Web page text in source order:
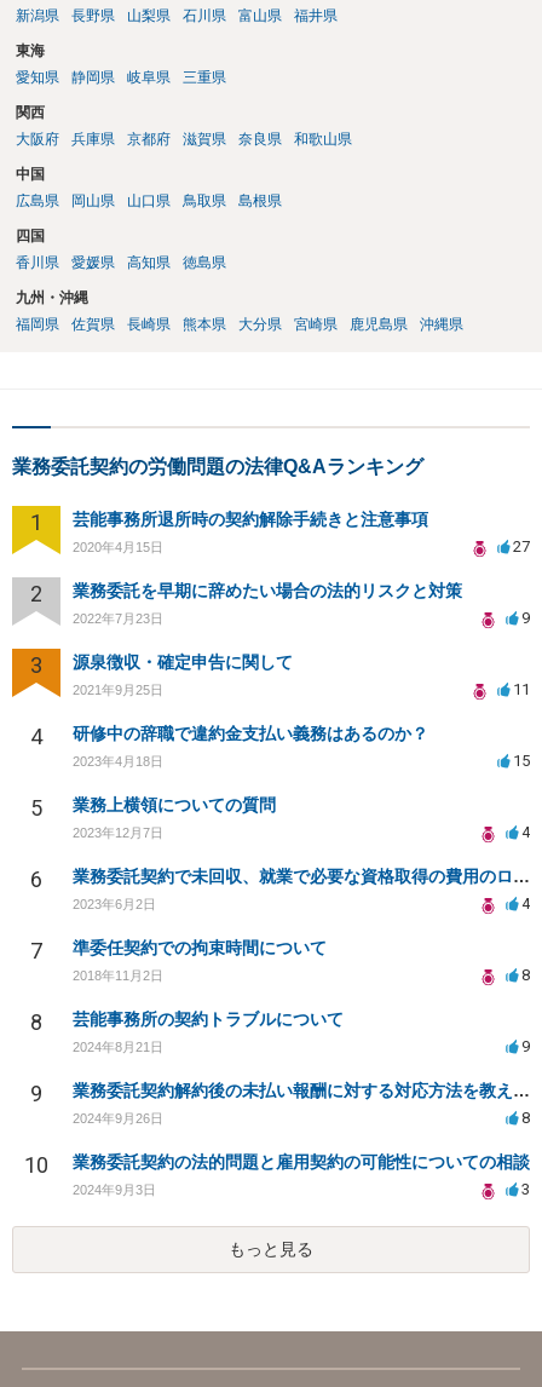
新潟県
長野県 山梨県 石川県 富山県 福井県
東海
愛知県
静岡県 岐阜県 三重県
関西
大阪府
兵庫県 京都府 滋賀県 奈良県 和歌山県
中国
広島県
岡山県 山口県 鳥取県 島根県
四国
香川県
愛媛県 高知県 徳島県
九州・沖縄
福岡県
佐賀県 長崎県 熊本県 大分県 宮崎県 鹿児島県 沖縄県
業務委託契約の労働問題の法律Q&Aランキング
1 芸能事務所退所時の契約解除手続きと注意事項
2020年4月15日 27
2 業務委託を早期に辞めたい場合の法的リスクと対策
2022年7月23日 9
3 源泉徴収・確定申告に関して
2021年9月25日 11
4 研修中の辞職で違約金支払い義務はあるのか？
2023年4月18日 15
5 業務上横領についての質問
2023年12月7日 4
6 業務委託契約で未回収、就業で必要な資格取得の費用のローンを組まされた
2023年6月2日 4
7 準委任契約での拘束時間について
2018年11月2日 8
8 芸能事務所の契約トラブルについて
2024年8月21日 9
9 業務委託契約解約後の未払い報酬に対する対応方法を教えてください
2024年9月26日 8
10 業務委託契約の法的問題と雇用契約の可能性についての相談
2024年9月3日 3
もっと見る